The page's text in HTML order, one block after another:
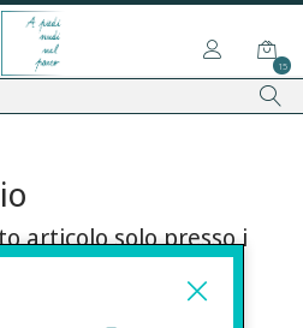
15
articolo solo presso i